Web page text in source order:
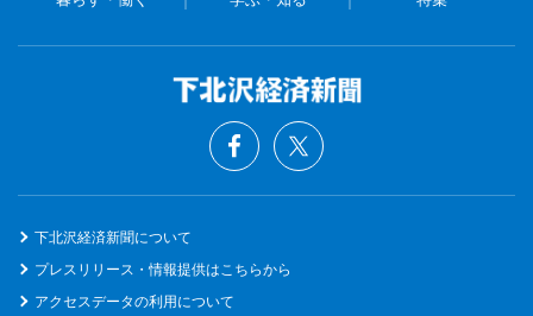
下北沢経済新聞について
プレスリリース・情報提供はこちらから
アクセスデータの利用について